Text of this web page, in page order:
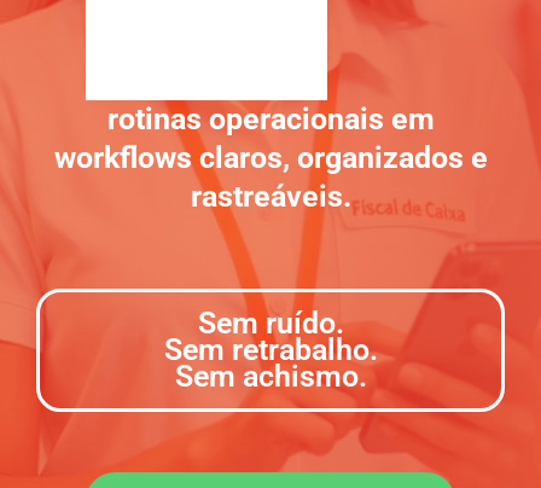
rotinas operacionais em
workflows claros, organizados e
rastreáveis.
Sem ruído.
Sem retrabalho.
Sem achismo.